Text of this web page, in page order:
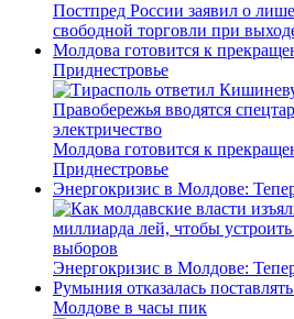
Постпред России заявил о
свободной торговли при
Молдова готовится к
Приднестровье
Молдова готовится к
Приднестровье
Энергокризис в Молдове:
Энергокризис в Молдове:
Румыния отказалась
Молдове в часы пик